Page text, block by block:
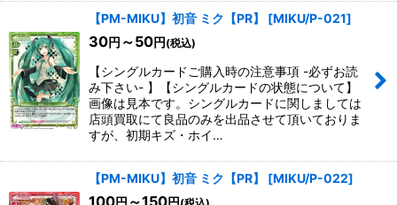
【PM-MIKU】初音 ミク【PR】 [MIKU/P-021]
30円 ～50円 (税込)
【シングルカードご購入時の注意事項 -必ずお読
み下さい- 】【シングルカードの状態について】
画像は見本です。シングルカードに関しましては
店頭買取にて良品のみを出品させて頂いておりま
すが、初期キズ・ホイ…
【PM-MIKU】初音 ミク【PR】 [MIKU/P-022]
100 ～150